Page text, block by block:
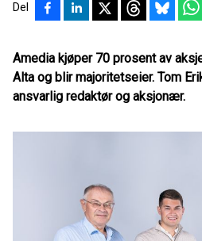
Del
Amedia kjøper 70 prosent av
Alta og blir majoritetseier. Tom
ansvarlig redaktør og aksjonær.